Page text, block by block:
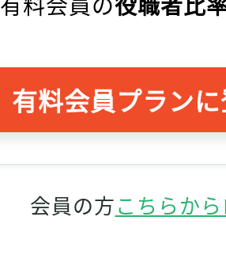
有料会員プラン
会員の方こちらか